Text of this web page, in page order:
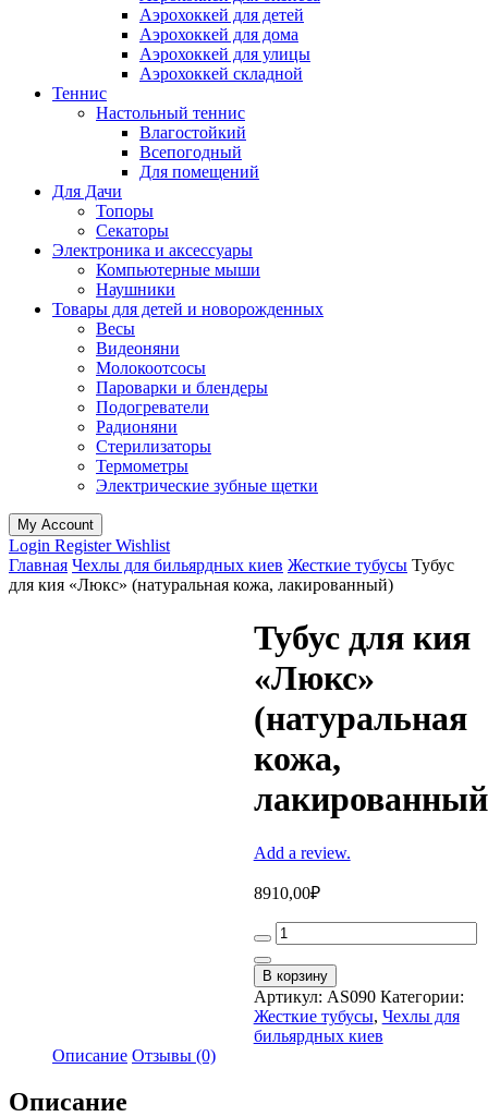
Аэрохоккей для детей
Аэрохоккей для дома
Аэрохоккей для улицы
Аэрохоккей складной
Теннис
Настольный теннис
Влагостойкий
Всепогодный
Для помещений
Для Дачи
Топоры
Секаторы
Электроника и аксессуары
Компьютерные мыши
Наушники
Товары для детей и новорожденных
Весы
Видеоняни
Молокоотсосы
Пароварки и блендеры
Подогреватели
Радионяни
Стерилизаторы
Термометры
Электрические зубные щетки
My Account
Login RegisterWishlist
Главная Чехлы для бильярдных киев Жесткие тубусы Тубус
для кия «Люкс» (натуральная кожа, лакированный)
Тубус для кия
«Люкс»
(натуральная
кожа,
Add a review.
8910,00₽
Тубус
для
кия
«Люкс»
(натуральная
кожа,
лакированный)
В корзину
Артикул: AS090 Категории:
Жесткие тубусы, Чехлы для
бильярдных киев
Описание Отзывы (0)
Описание